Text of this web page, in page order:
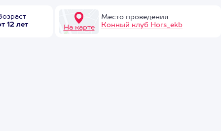
12 лет
На карте
Место проведения
Конный клуб Hors_ekb